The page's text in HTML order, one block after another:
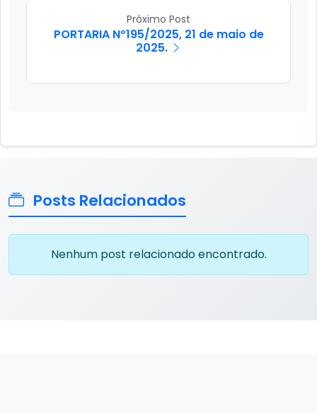
Próximo Post
PORTARIA Nº195/2025, 21 de maio de
2025.
Posts Relacionados
Nenhum post relacionado encontrado.